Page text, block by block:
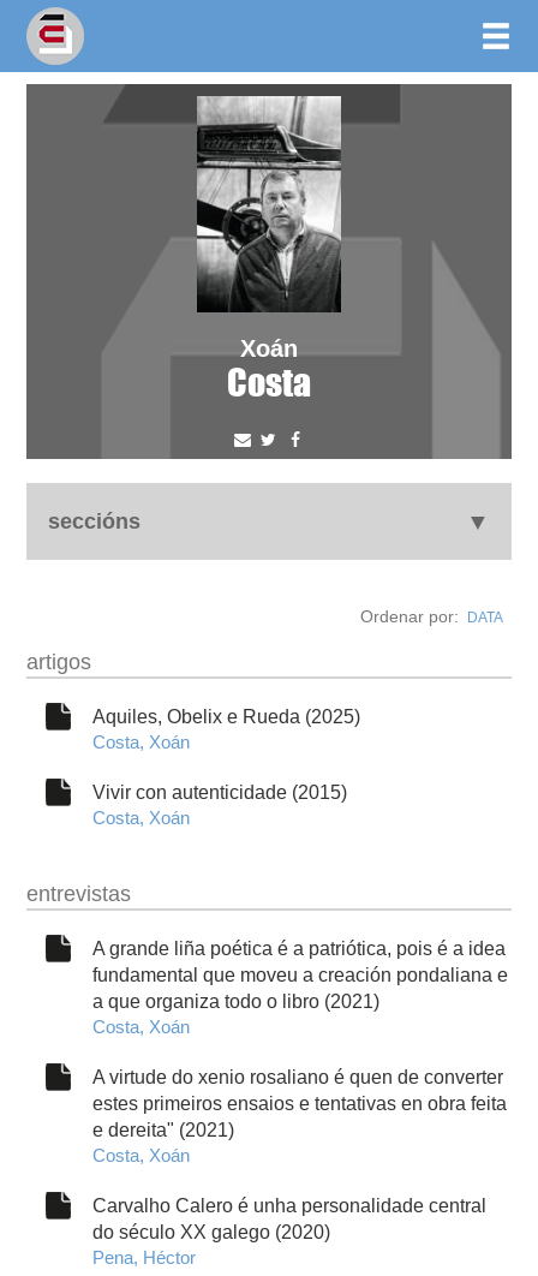
Xoán
Costa
seccións
obra
fototeca
outros docs
Ordenar por: DATA
artigos
Aquiles, Obelix e Rueda (2025)
Costa, Xoán
Vivir con autenticidade (2015)
Costa, Xoán
entrevistas
A grande liña poética é a patriótica, pois é a idea
fundamental que moveu a creación pondaliana e
a que organiza todo o libro (2021)
Costa, Xoán
A virtude do xenio rosaliano é quen de converter
estes primeiros ensaios e tentativas en obra feita
e dereita" (2021)
Costa, Xoán
Carvalho Calero é unha personalidade central
do século XX galego (2020)
Pena, Héctor